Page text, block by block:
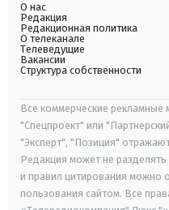
О нас
Редакция
Редакционная политика
О телеканале
Телеведущие
Вакансии
Структура собственности
Все коммерческие
"Спецпроект" или
"Эксперт", "Позиция"
Редакция может не
и правил цитирования можно
пользования сайтом. Все